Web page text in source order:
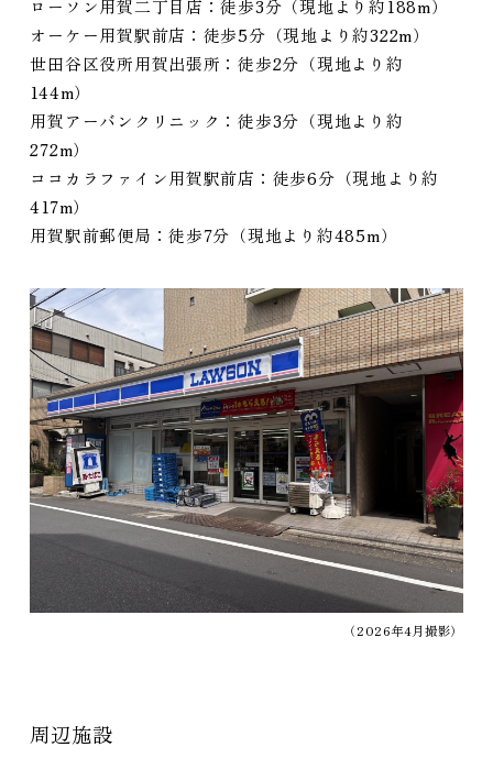
ローソン用賀二丁目店：徒歩3分（現地より約188m）
オーケー用賀駅前店：徒歩5分（現地より約322m）
世田谷区役所用賀出張所：徒歩2分（現地より約
144m）
用賀アーバンクリニック：徒歩3分（現地より約
272m）
ココカラファイン用賀駅前店：徒歩6分（現地より約
417m）
用賀駅前郵便局：徒歩7分（現地より約485m）
（2026年4月撮影）
周辺施設